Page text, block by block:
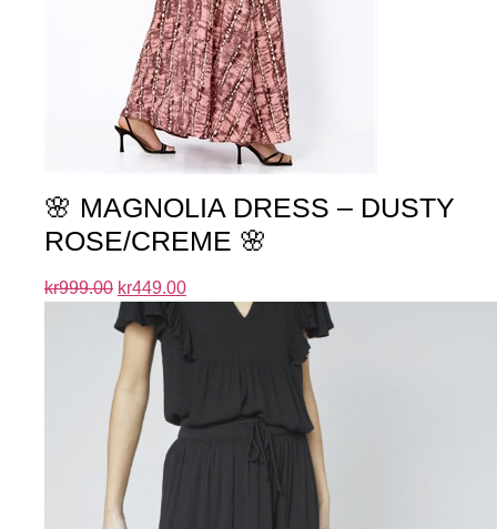
🌸 MAGNOLIA DRESS – DUSTY
ROSE/CREME 🌸
kr999.00 kr449.00